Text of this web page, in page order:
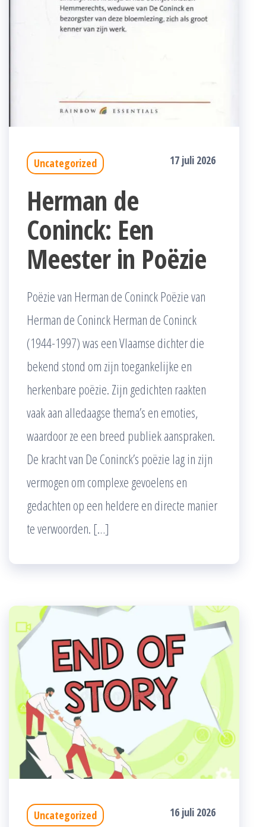
Uncategorized 17 juli 2026
Herman de
Coninck: Een
Meester in Poëzie
Poëzie van Herman de Coninck Poëzie van
Herman de Coninck Herman de Coninck
(1944-1997) was een Vlaamse dichter die
bekend stond om zijn toegankelijke en
herkenbare poëzie. Zijn gedichten raakten
vaak aan alledaagse thema’s en emoties,
waardoor ze een breed publiek aanspraken.
De kracht van De Coninck’s poëzie lag in zijn
vermogen om complexe gevoelens en
gedachten op een heldere en directe manier
te verwoorden. […]
Uncategorized 16 juli 2026